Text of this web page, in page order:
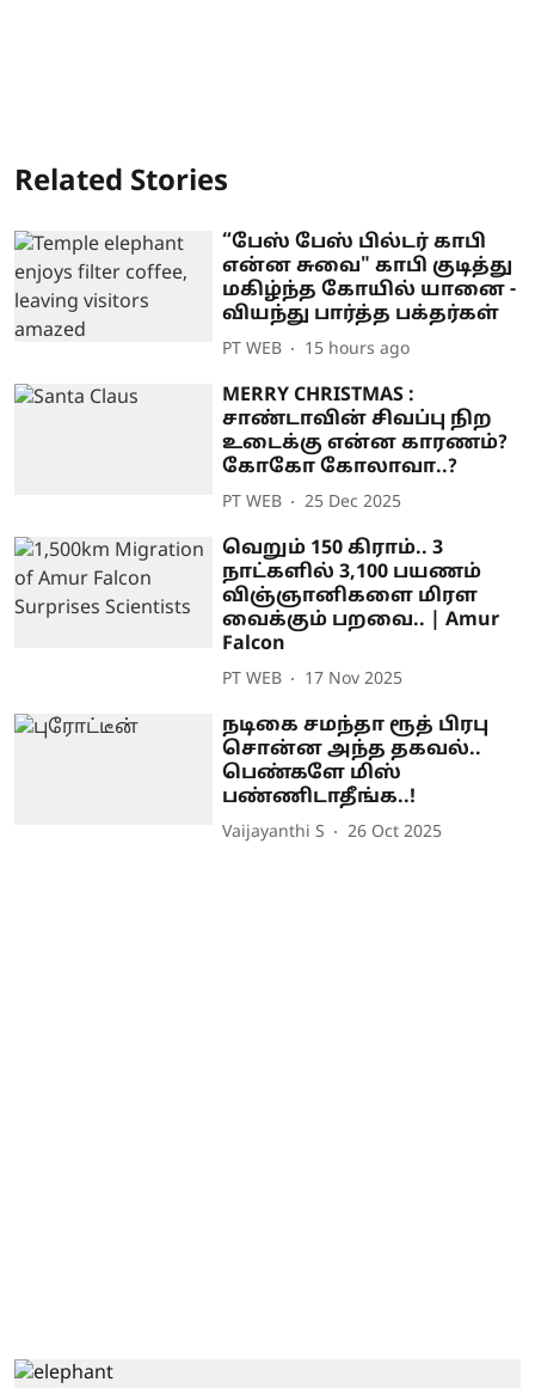
Related Stories
“பேஸ் பேஸ் பில்டர் காபி
என்ன சுவை" காபி குடித்து
மகிழ்ந்த கோயில் யானை -
வியந்து பார்த்த பக்தர்கள்
PT WEB 15 hours ago
MERRY CHRISTMAS :
சாண்டாவின் சிவப்பு நிற
உடைக்கு என்ன காரணம்?
கோகோ கோலாவா..?
PT WEB 25 Dec 2025
வெறும் 150 கிராம்.. 3
நாட்களில் 3,100 பயணம்
விஞ்ஞானிகளை மிரள
வைக்கும் பறவை.. | Amur
Falcon
PT WEB 17 Nov 2025
நடிகை சமந்தா ரூத் பிரபு
சொன்ன அந்த தகவல்..
பெண்களே மிஸ்
பண்ணிடாதீங்க..!
Vaijayanthi S 26 Oct 2025